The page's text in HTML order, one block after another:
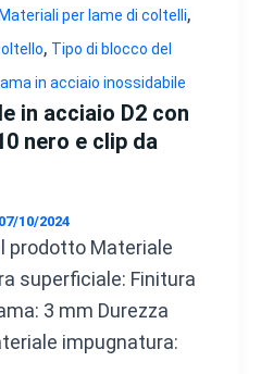
per lame di coltelli,
, Tipo di blocco del
in acciaio inossidabile
in acciaio D2 con
nero e clip da
07/10/2024
prodotto Materiale
superficiale: Finitura
3 mm Durezza
impugnatura: